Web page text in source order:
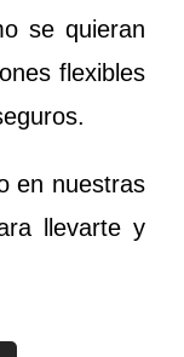
se quieran
flexibles
en nuestras
llevarte y